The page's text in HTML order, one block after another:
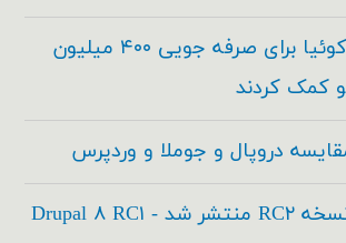
دروپال و آکوئیا برای صرفه جویی ۴۰۰ میلیون
کمک کردند
دروپال و جوملا و وردپرس